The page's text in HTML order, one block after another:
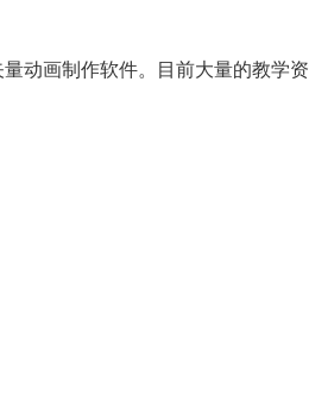
动画制作软件。目前大量的教学资